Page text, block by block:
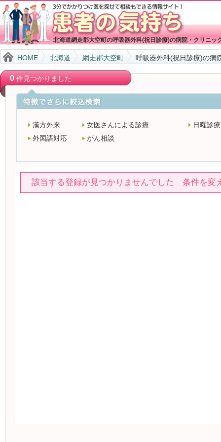
北海道網走郡大空町の呼吸器外科(祝日診療)の病院・クリニッ
HOME 北海道 網走郡大空町 呼吸器外科(祝日診療)の病
0件見つかりました
漢方外来 女医さんによる診療
日曜診療
外国語対応
がん相談
該当する登録が見つかりませんでした 条件を